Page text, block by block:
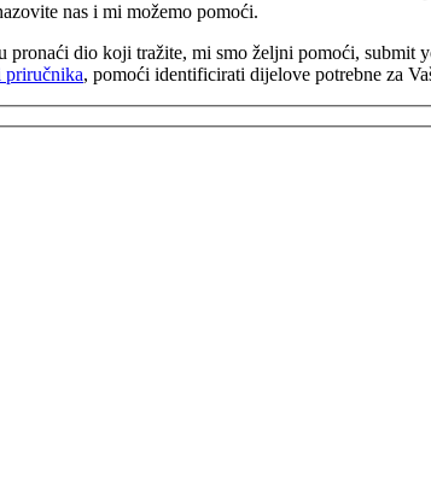
nas i mi možemo pomoći.
dio koji tražite, mi smo željni pomoći, submit
priručnika, pomoći identificirati dijelove potrebne za